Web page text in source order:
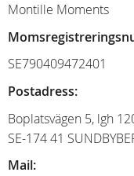
Montille Moments
SE790409472401
Postadress:
Boplatsvägen 5, lgh
SE-174 41
Mail: